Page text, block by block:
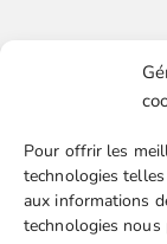
Pour offrir les
technologies
aux informations
technologies